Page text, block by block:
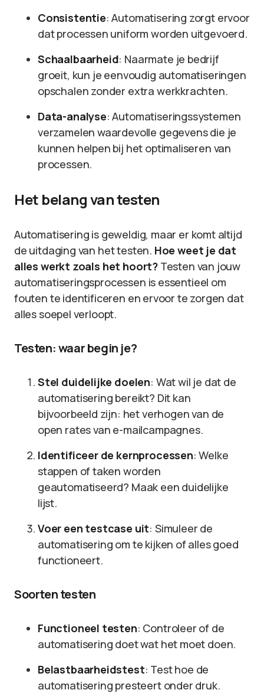
Consistentie: Automatisering zorgt ervoor
dat processen uniform worden uitgevoerd.
Schaalbaarheid: Naarmate je bedrijf
groeit, kun je eenvoudig automatiseringen
opschalen zonder extra werkkrachten.
Data-analyse: Automatiseringssystemen
verzamelen waardevolle gegevens die je
kunnen helpen bij het optimaliseren van
processen.
Het belang van testen
Automatisering is geweldig, maar er komt altijd
de uitdaging van het testen. Hoe weet je dat
alles werkt zoals het hoort?Testen van jouw
automatiseringsprocessen is essentieel om
fouten te identificeren en ervoor te zorgen dat
alles soepel verloopt.
Testen: waar begin je?
Stel duidelijke doelen: Wat wil je dat de
automatisering bereikt? Dit kan
bijvoorbeeld zijn: het verhogen van de
open rates van e-mailcampagnes.
Identificeer de kernprocessen: Welke
stappen of taken worden
geautomatiseerd? Maak een duidelijke
lijst.
Voer een testcase uit: Simuleer de
automatisering om te kijken of alles goed
functioneert.
Soorten testen
Functioneel testen: Controleer of de
automatisering doet wat het moet doen.
Belastbaarheidstest: Test hoe de
automatisering presteert onder druk.